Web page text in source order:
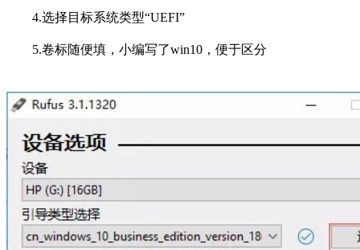
4.选择目标系统类型“UEFI”
5.卷标随便填，小编写了win10，便于区分